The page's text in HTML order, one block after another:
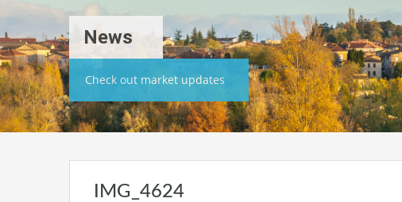
News
Check out market updates
IMG_4624